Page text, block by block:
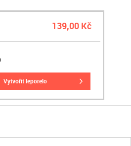
139,00 Kč
vytvořit leporelo